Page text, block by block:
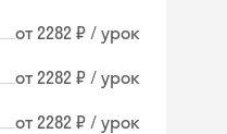
от 2282 ₽ / урок
от 2282 ₽ / урок
от 2282 ₽ / урок